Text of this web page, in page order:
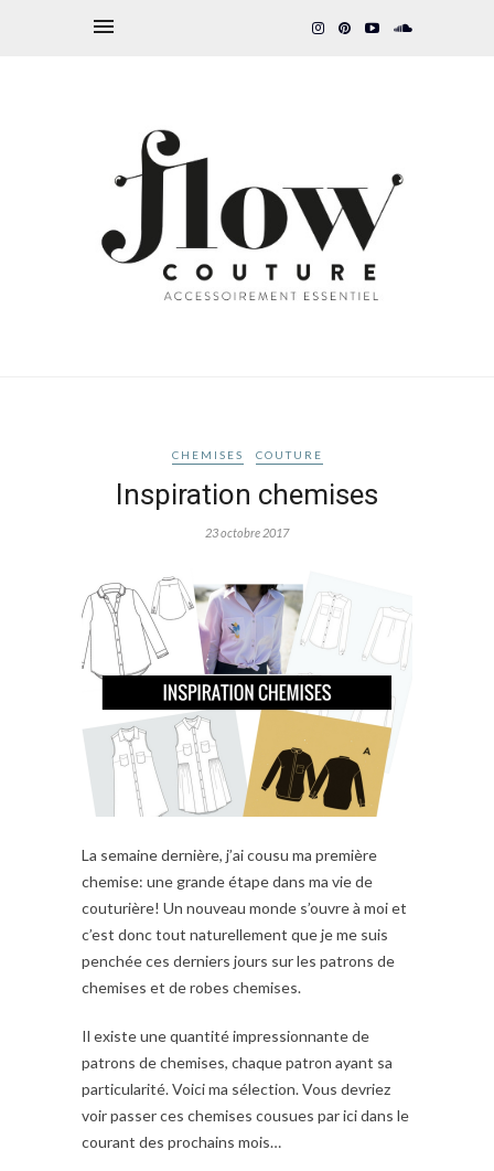
CHEMISES COUTURE
Inspiration chemises
23 octobre 2017
La semaine dernière, j’ai cousu ma première
chemise: une grande étape dans ma vie de
couturière! Un nouveau monde s’ouvre à moi et
c’est donc tout naturellement que je me suis
penchée ces derniers jours sur les patrons de
chemises et de robes chemises.
Il existe une quantité impressionnante de
patrons de chemises, chaque patron ayant sa
particularité. Voici ma sélection. Vous devriez
voir passer ces chemises cousues par ici dans le
courant des prochains mois…